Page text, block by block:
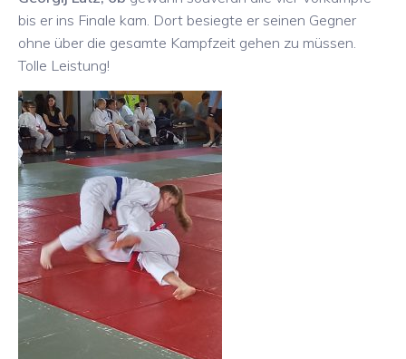
bis er ins Finale kam. Dort besiegte er seinen Gegner
ohne über die gesamte Kampfzeit gehen zu müssen.
Tolle Leistung!